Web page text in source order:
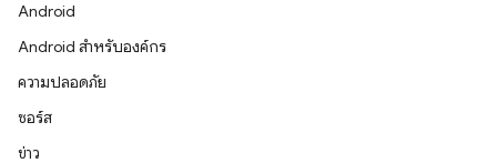
Android
Android สำหรับองค์กร
ความปลอดภัย
ซอร์ส
ข่าว